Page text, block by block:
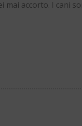
mai accorto. I cani